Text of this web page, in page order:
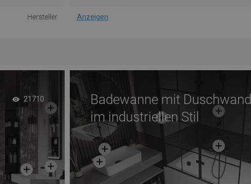
Hersteller Anzeigen
21710
Badewanne mit Duschwand
im industriellen Stil